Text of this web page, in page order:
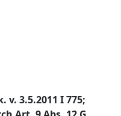
v. 3.5.2011 I 775;